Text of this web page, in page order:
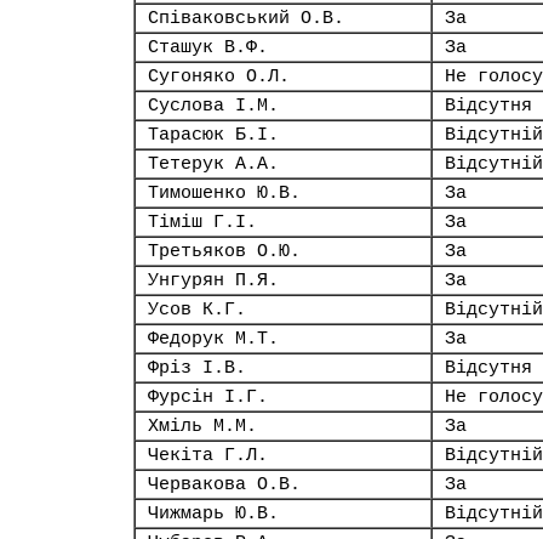
Співаковський О.В.
За
Сташук В.Ф.
За
Сугоняко О.Л.
Не
Суслова І.М.
Відсутня
Тарасюк Б.І.
Відсутній
Тетерук А.А.
Відсутній
Тимошенко Ю.В.
За
Тіміш Г.І.
За
Третьяков О.Ю.
За
Унгурян П.Я.
За
Усов К.Г.
Відсутній
Федорук М.Т.
За
Фріз І.В.
Відсутня
Фурсін І.Г.
Не
Хміль М.М.
За
Чекіта Г.Л.
Відсутній
Червакова О.В.
За
Чижмарь Ю.В.
Відсутній